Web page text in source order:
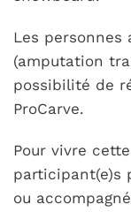
Les personnes
(amputation
possibilité de
ProCarve.
Pour vivre
participant(e)s
ou